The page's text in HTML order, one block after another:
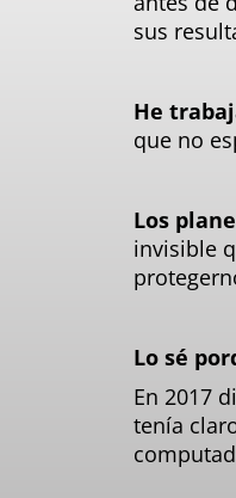
sus
He
que no
Los
invisible
Lo sé
En 2017
tenía